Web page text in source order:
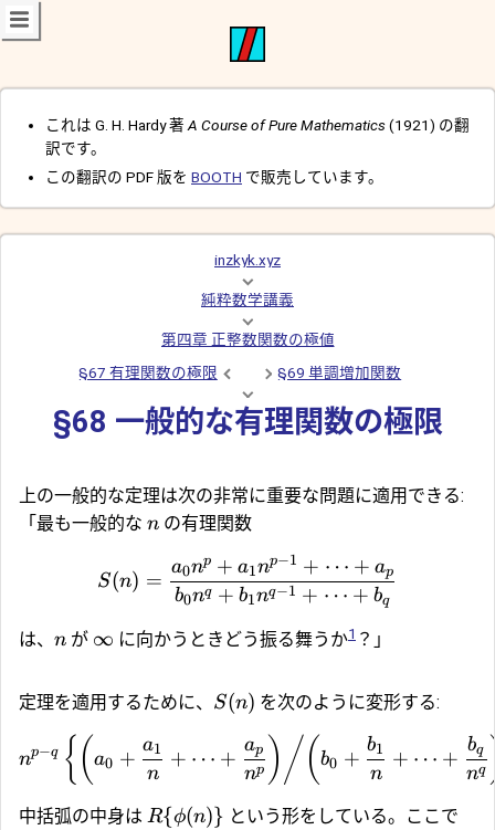
これは G. H. Hardy 著 A Course of Pure Mathematics(1921) の翻
訳です。
この翻訳の PDF 版を BOOTH で販売しています。
inzkyk.xyz
純粋数学講義
第四章 正整数関数の極値
§67 有理関数の極限
§69 単調増加関数
§68 一般的な有理関数の極限
上の一般的な定理は次の非常に重要な問題に適用できる:
「最も一般的な n の有理関数
S(n) =
b0nq + b1nq−1 + ⋯ + bq
a0np + a1np−1 + ⋯ + ap
は、 n が ∞ に向かうときどう振る舞うか1 ？」
定理を適用するために、 S(n) を次のように変形する:
np−q { (a0 +
n
a1 + ⋯ +
np
ap )/(b0 +
n
b1 + ⋯ +
nq
bq
中括弧の中身は R{ϕ(n)} という形をしている。ここで